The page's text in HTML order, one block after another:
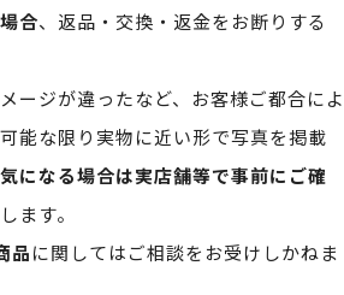
合、返品・交換・返金をお断りする
ージが違ったなど、お客様ご都合によ
能な限り実物に近い形で写真を掲載
になる場合は実店舗等で事前にご確
ます。
品に関してはご相談をお受けしかねま